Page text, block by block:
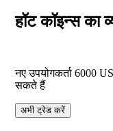
हॉट कॉइन्स का
नए उपयोगकर्ता 6000
सकते हैं
अभी ट्रेड करें